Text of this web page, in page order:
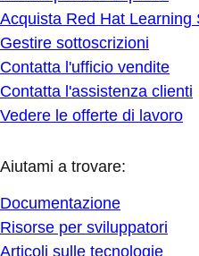
Acquista Red Hat Learning
Gestire sottoscrizioni
Contatta l'ufficio vendite
Contatta l'assistenza clienti
Vedere le offerte di lavoro
Aiutami a trovare:
Documentazione
Risorse per sviluppatori
Articoli sulle tecnologie